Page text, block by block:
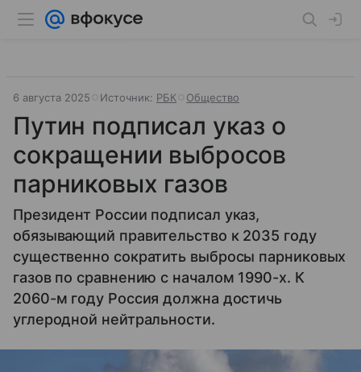
6 августа 2025 Источник: РБК Общество
Путин подписал указ о
сокращении выбросов
парниковых газов
Президент России подписал указ,
обязывающий правительство к 2035 году
существенно сократить выбросы парниковых
газов по сравнению с началом 1990-х. К
2060-м году Россия должна достичь
углеродной нейтральности.